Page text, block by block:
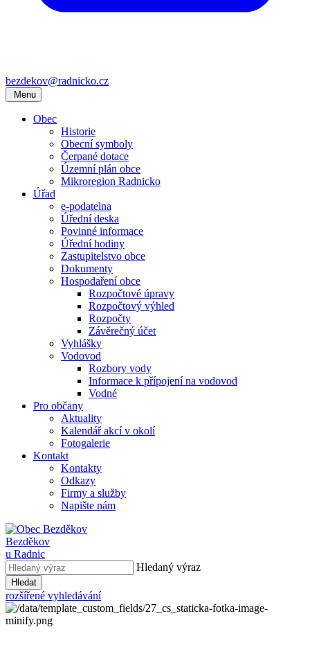
bezdekov@radnicko.cz
Menu
Obec
Historie
Obecní symboly
Čerpané dotace
Územní plán obce
Mikroregion Radnicko
Úřad
e-podatelna
Úřední deska
Povinné informace
Úřední hodiny
Zastupitelstvo obce
Dokumenty
Hospodaření obce
Rozpočtové úpravy
Rozpočtový výhled
Rozpočty
Závěrečný účet
Vyhlášky
Vodovod
Rozbory vody
Informace k přípojení na vodovod
Vodné
Pro občany
Aktuality
Kalendář akcí v okolí
Fotogalerie
Kontakt
Kontakty
Odkazy
Firmy a služby
Napište nám
Bezděkov
u Radnic
Hledaný výraz
Hledat
rozšířené vyhledávání